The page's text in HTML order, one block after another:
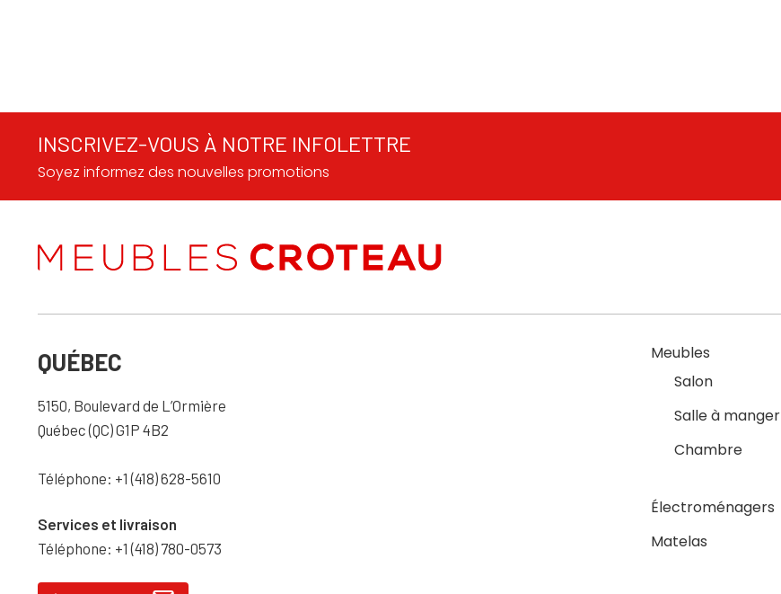
INSCRIVEZ-VOUS À NOTRE INFOLETTRE
Soyez informez des nouvelles promotions
QUÉBEC
5150, Boulevard de L’Ormière
Québec (QC) G1P 4B2
Téléphone: +1 (418) 628-5610
Services et livraison
Téléphone: +1 (418) 780-0573
Meubles
Salon
Salle à manger
Chambre
Électroménagers
Matelas